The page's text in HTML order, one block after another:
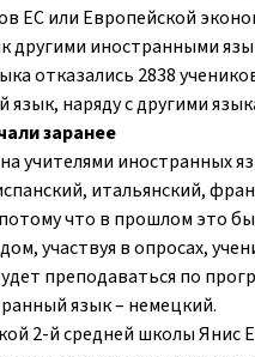
ЕС или Европейской
другими иностранными
отказались 2838
язык, наряду с другими
заранее
учителями иностранных
итальянский,
что в прошлом это
участвуя в опросах,
преподаваться по
язык – немецкий.
2-й средней школы Янис